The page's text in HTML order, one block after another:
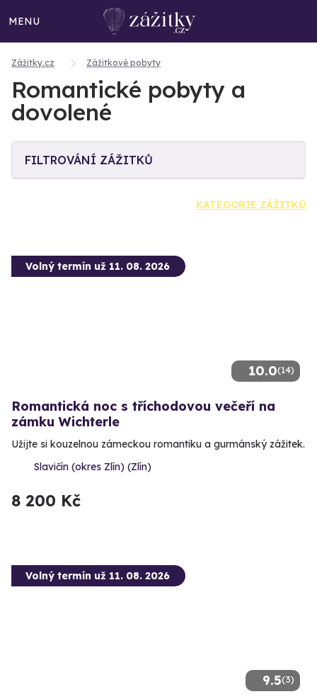
MENU
Zážitky.cz Zážitkové pobyty
Romantické pobyty a
dovolené
FILTROVÁNÍ ZÁŽITKŮ
KATEGORIE ZÁŽITKŮ
10.0(14)
Volný termín už 11. 08. 2026
Romantická noc s tříchodovou večeří na
zámku Wichterle
Užijte si kouzelnou zámeckou romantiku a gurmánský zážitek.
Slavičín (okres Zlín) (Zlín)
8 200 Kč
9.5(3)
Volný termín už 11. 08. 2026